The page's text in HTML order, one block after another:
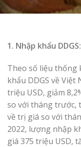
1. Nhập khẩu DDGS:
Theo số liệu thống
khẩu DDGS về Việt
triệu USD, giảm
so với tháng trước,
về trị giá so với
2022, lượng nhập
giá 375 triệu USD,